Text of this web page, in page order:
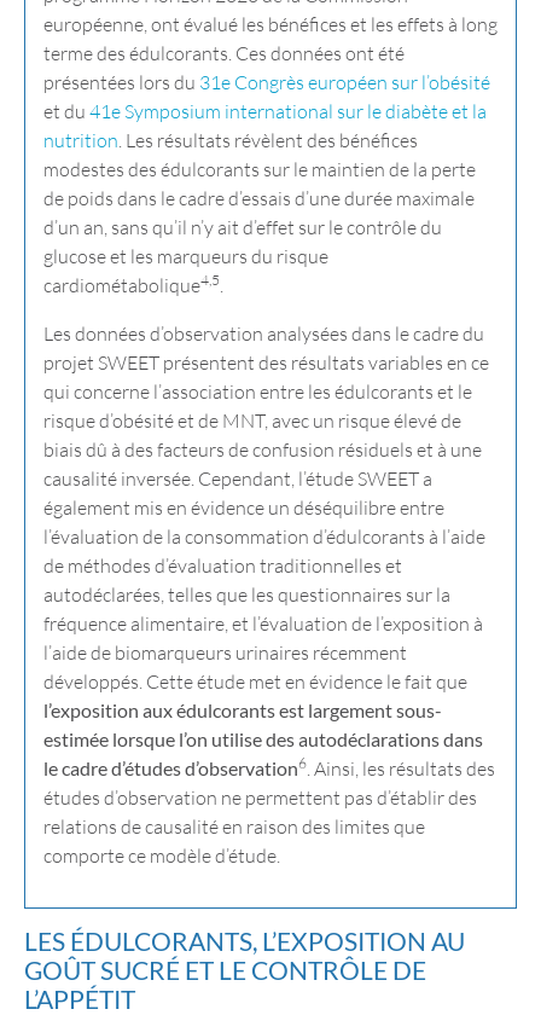
européenne, ont évalué les bénéfices et les effets à long
terme des édulcorants. Ces données ont été
présentées lors du 31e Congrès européen sur l’obésité
et du 41e Symposium international sur le diabète et la
nutrition . Les résultats révèlent des bénéfices
modestes des édulcorants sur le maintien de la perte
de poids dans le cadre d’essais d’une durée maximale
d’un an, sans qu’il n’y ait d’effet sur le contrôle du
glucose et les marqueurs du risque
cardiométabolique4,5
Les données d’observation analysées dans le cadre du
projet SWEET présentent des résultats variables en ce
qui concerne l’association entre les édulcorants et le
risque d’obésité et de MNT, avec un risque élevé de
biais dû à des facteurs de confusion résiduels et à une
causalité inversée. Cependant, l’étude SWEET a
également mis en évidence un déséquilibre entre
l’évaluation de la consommation d’édulcorants à l’aide
de méthodes d’évaluation traditionnelles et
autodéclarées, telles que les questionnaires sur la
fréquence alimentaire, et l’évaluation de l’exposition à
l’aide de biomarqueurs urinaires récemment
développés. Cette étude met en évidence le fait que
l’exposition aux édulcorants est largement sous-
estimée lorsque l’on utilise des autodéclarations dans
le cadre d’études d’observation6 . Ainsi, les résultats des
études d’observation ne permettent pas d’établir des
relations de causalité en raison des limites que
comporte ce modèle d’étude.
LES ÉDULCORANTS, L’EXPOSITION AU
GOÛT SUCRÉ ET LE CONTRÔLE DE
L’APPÉTIT